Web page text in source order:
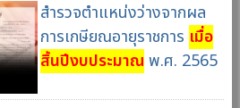
สำรวจตำแหน่งว่างจากผล
การเกษียณอายุราชการ เมื่อ
สิ้นปีงบประมาณ พ.ศ. 2565